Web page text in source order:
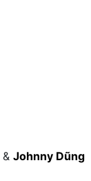
& Johnny Dũng